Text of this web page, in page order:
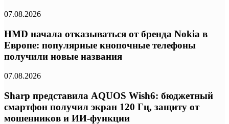
07.08.2026
HMD начала отказываться от бренда Nokia в
Европе: популярные кнопочные телефоны
получили новые названия
07.08.2026
Sharp представила AQUOS Wish6: бюджетный
смартфон получил экран 120 Гц, защиту от
мошенников и ИИ-функции